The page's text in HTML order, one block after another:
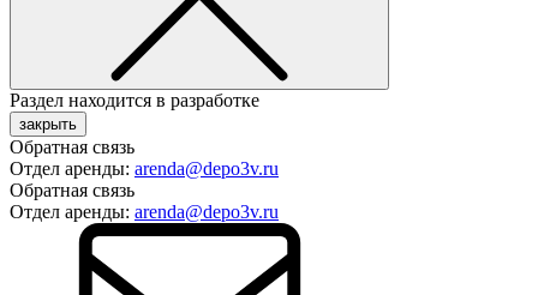
Раздел находится в разработке
закрыть
Обратная связь
Отдел аренды: arenda@depo3v.ru
Обратная связь
Отдел аренды: arenda@depo3v.ru